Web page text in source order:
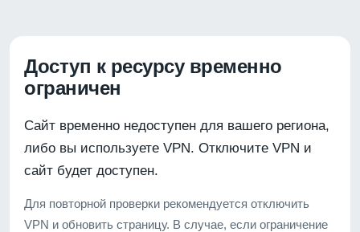
Доступ к ресурсу временно
ограничен
Сайт временно недоступен для вашего региона,
либо вы используете VPN. Отключите VPN и
сайт будет доступен.
Для повторной проверки рекомендуется отключить
VPN и обновить страницу. В случае, если ограничение